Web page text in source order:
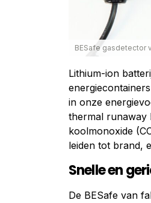
BESafe gasdetector
Lithium-ion
in onze
thermal runaway
koolmonoxide
leiden tot brand,
Snelle en
De BESafe van